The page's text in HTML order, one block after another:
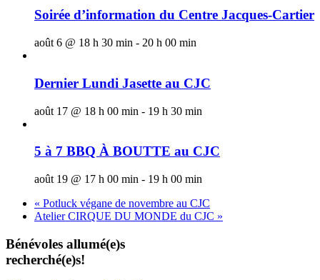
Soirée d’information du Centre Jacques-Cartier
août 6 @ 18 h 30 min - 20 h 00 min
Dernier Lundi Jasette au CJC
août 17 @ 18 h 00 min - 19 h 30 min
5 à 7 BBQ À BOUTTE au CJC
août 19 @ 17 h 00 min - 19 h 00 min
« Potluck végane de novembre au CJC
Atelier CIRQUE DU MONDE du CJC »
Bénévoles allumé(e)s
recherché(e)s!